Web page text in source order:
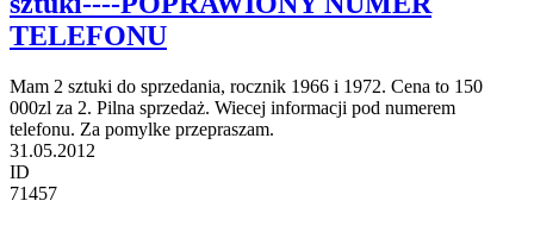
TELEFONU
Mam 2 sztuki do sprzedania, rocznik 1966 i 1972. Cena to 150
000zl za 2. Pilna sprzedaż. Wiecej informacji pod numerem
telefonu. Za pomylke przepraszam.
31.05.2012
ID
71457